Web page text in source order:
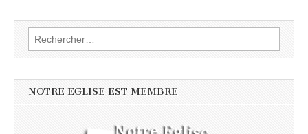
Rechercher :
NOTRE EGLISE EST MEMBRE